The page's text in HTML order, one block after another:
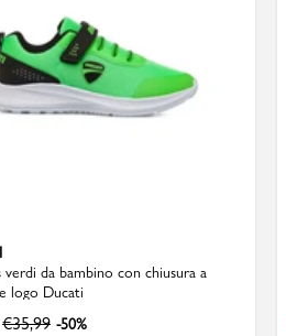
News
verdi da bambino con chiusura a
logo Ducati
€35,99 -50%